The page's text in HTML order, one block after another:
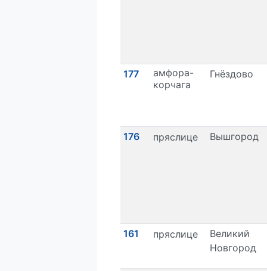
177
амфора-
корчага
Гнёздово
176 пряслице Вышгород
161 пряслице
Великий
Новгород